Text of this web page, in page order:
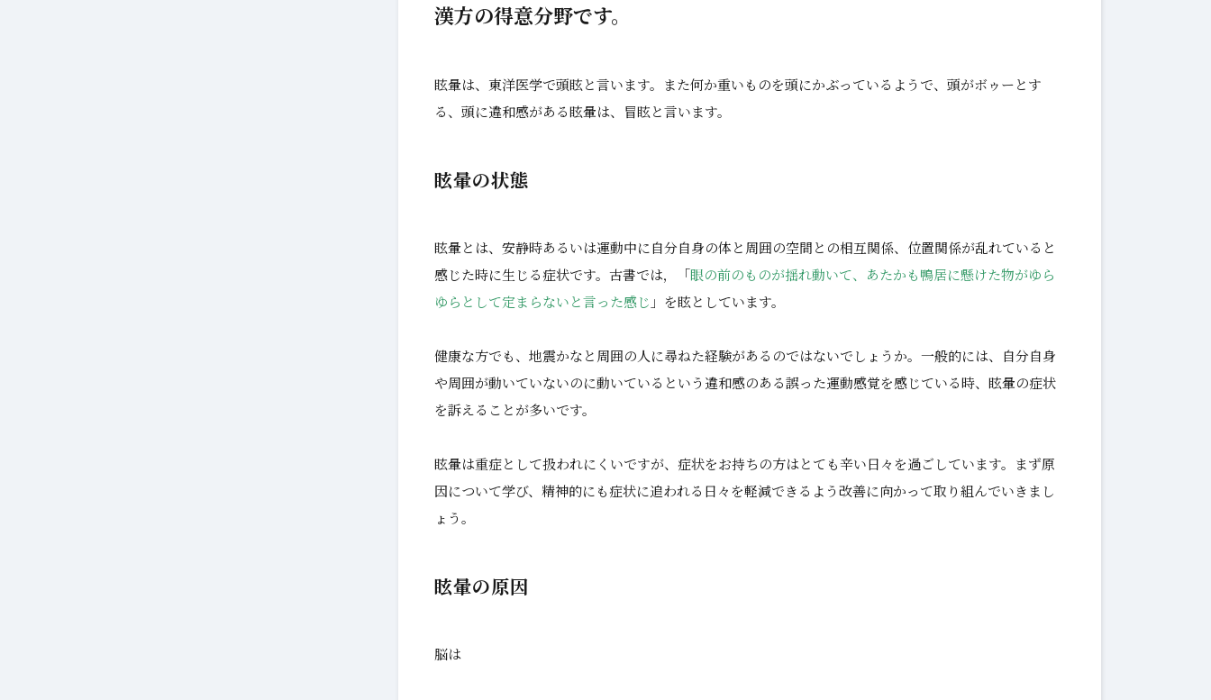
漢方の得意分野です。
眩暈は、東洋医学で頭眩と言います。また何か重いものを頭にかぶっているようで、頭がボゥーとす
る、頭に違和感がある眩暈は、冒眩と言います。
眩暈の状態
眩暈とは、安静時あるいは運動中に自分自身の体と周囲の空間との相互関係、位置関係が乱れていると
感じた時に生じる症状です。古書では，「眼の前のものが揺れ動いて、あたかも鴨居に懸けた物がゆら
ゆらとして定まらないと言った感じ 」を眩としています。
健康な方でも、地震かなと周囲の人に尋ねた経験があるのではないでしょうか。一般的には、自分自身
や周囲が動いていないのに動いているという違和感のある誤った運動感覚を感じている時、眩暈の症状
を訴えることが多いです。
眩暈は重症として扱われにくいですが、症状をお持ちの方はとても辛い日々を過ごしています。まず原
因について学び、精神的にも症状に追われる日々を軽減できるよう改善に向かって取り組んでいきまし
ょう。
眩暈の原因
脳は